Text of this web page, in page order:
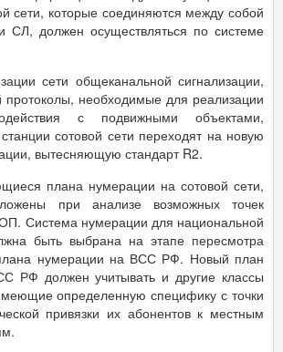
сети, которые соединяются между собой
СЛ, должен осуществляться по системе
сети общеканальной сигнализации,
необходимые для реализации
с подвижными объектами,
сотовой сети переходят на новую
вытесняющую стандарт R2.
плана нумерации на сотовой сети,
при анализе возможных точек
Система нумерации для национальной
быть выбрана на этапе пересмотра
нумерации на ВСС РФ. Новый план
РФ должен учитывать и другие классы
определенную специфику с точки
привязки их абонентов к местным